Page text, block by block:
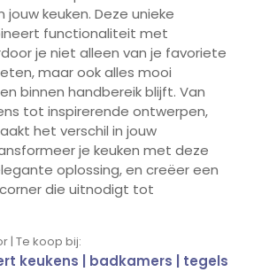
keuken. Deze unieke
functionaliteit met
je niet alleen van je favoriete
maar ook alles mooi
binnen handbereik blijft. Van
tot inspirerende ontwerpen,
het verschil in jouw
je keuken met deze
oplossing, en creëer een
die uitnodigt tot
| Te koop bij:
keukens | badkamers | tegels